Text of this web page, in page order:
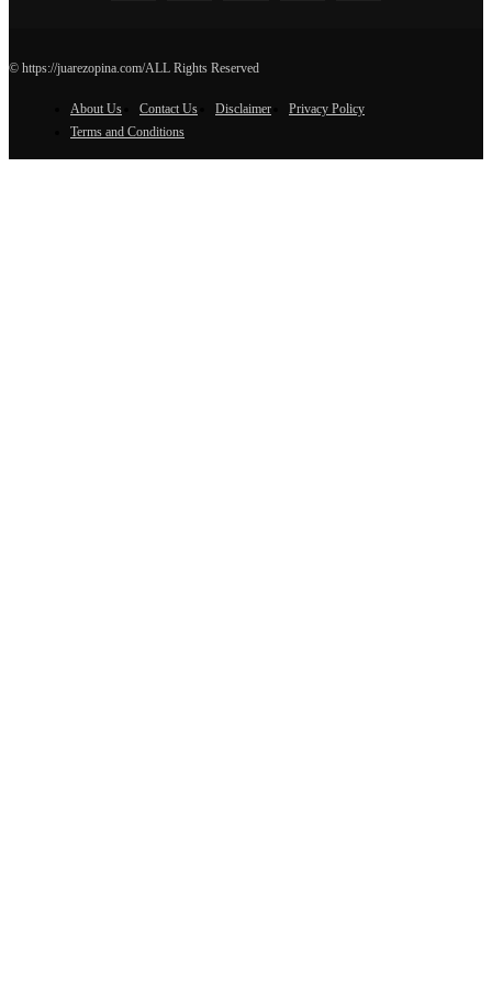
© https://juarezopina.com/ALL Rights Reserved
About Us Contact Us Disclaimer
Privacy Policy
Terms and Conditions